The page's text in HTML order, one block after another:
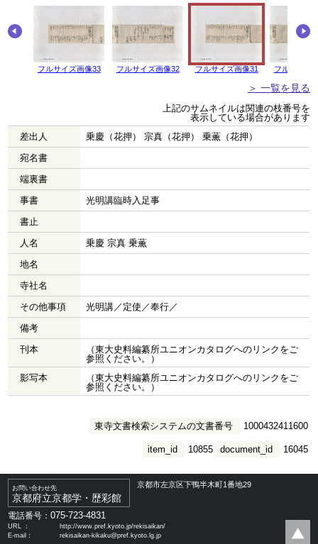
フルサイズ画像33 フルサイズ画像32 フルサイズ画像31 フルサイズ
＞ 一覧を見る
上記のサムネイルは関連の枝番号を
表示している場合があります
差出人
乗慶（花押） 宗真（花押） 乗薫（花押）
宛名書
端裏書
事書
光明講臨時入足事
書止
人名
乗慶 宗真 乗薫
地名
寺社名
その他事項
光明講／定使／奉行／
備考
刊本
（東大史料編纂所ユニオンカタログへのリンクをご
参照ください。）
影写本
（東大史料編纂所ユニオンカタログへのリンクをご
参照ください。）
東寺文書検索システムの文書番号 1000432411600
document_id 16045
item_id 10855
お問い合わせ先
京都府立京都学・歴彩館
京都市左京区下鴨半木町1番地29
電話番号：075-723-4831
URL ：
http://www.pref.kyoto.jp/rekisaikan/
E-mail：
rekisaikan-kikaku@pref.kyoto.lg.jp